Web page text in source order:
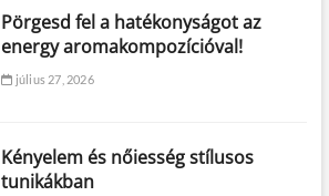
Pörgesd fel a hatékonyságot az
energy aromakompozícióval!
július 27, 2026
Kényelem és nőiesség stílusos
tunikákban